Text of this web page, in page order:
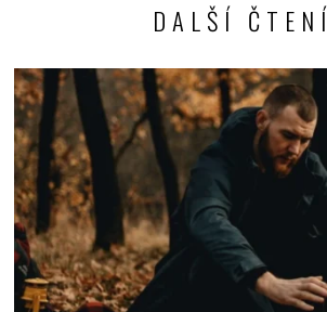
DALŠÍ ČTENÍ